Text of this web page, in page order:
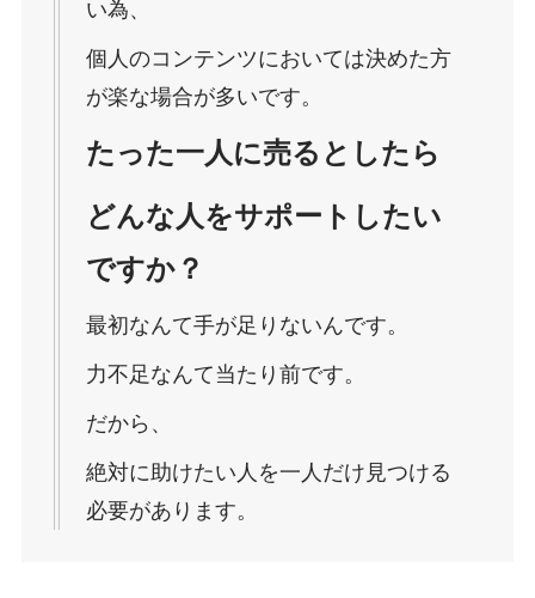
い為、
個人のコンテンツにおいては決めた方
が楽な場合が多いです。
たった一人に売るとしたら
どんな人をサポートしたい
ですか？
最初なんて手が足りないんです。
力不足なんて当たり前です。
だから、
絶対に助けたい人を一人だけ見つける
必要があります。